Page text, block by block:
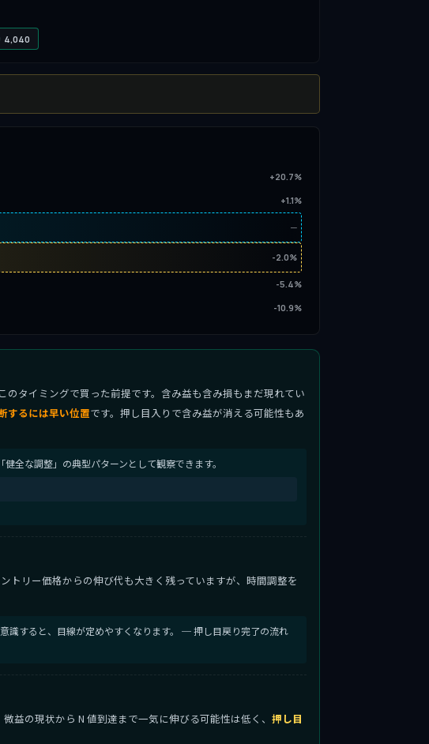
4,040
+20.7%
+1.1%
─
-2.0%
-5.4%
-10.9%
タイミングで買った前提です。含み益も含み損もまだ現れてい
するには早い位置です。押し目入りで含み益が消える可能性もあ
健全な調整」の典型パターンとして観察できます。
トリー価格からの伸び代も大きく残っていますが、時間調整を
識すると、目線が定めやすくなります。 ─ 押し目戻り完了の流れ
益の現状から N 値到達まで一気に伸びる可能性は低く、 押し目